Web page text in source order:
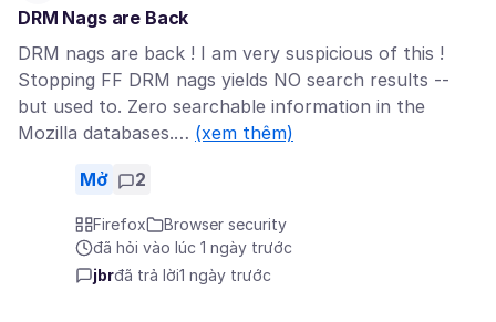
DRM Nags are Back
DRM nags are back ! I am very suspicious of this !
Stopping FF DRM nags yields NO search results --
but used to. Zero searchable information in the
Mozilla databases.… (xem thêm)
Mở 2
Firefox
Browser security
đã hỏi vào lúc 1 ngày trước
jbrđã trả lời1 ngày trước